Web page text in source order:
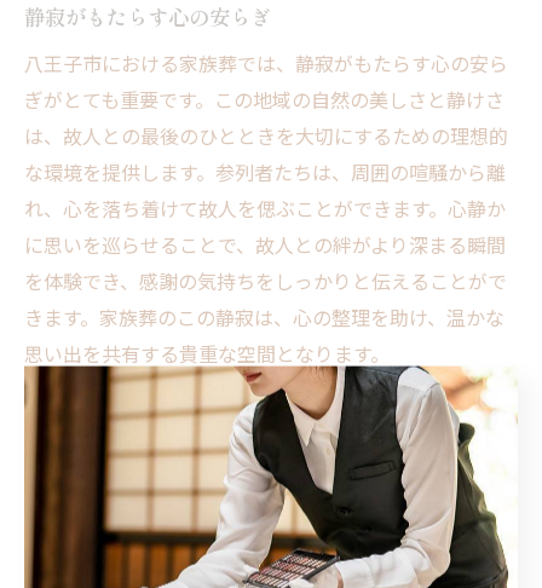
静寂がもたらす心の安らぎ
八王子市における家族葬では、静寂がもたらす心の安ら
ぎがとても重要です。この地域の自然の美しさと静けさ
は、故人との最後のひとときを大切にするための理想的
な環境を提供します。参列者たちは、周囲の喧騒から離
れ、心を落ち着けて故人を偲ぶことができます。心静か
に思いを巡らせることで、故人との絆がより深まる瞬間
を体験でき、感謝の気持ちをしっかりと伝えることがで
きます。家族葬のこの静寂は、心の整理を助け、温かな
思い出を共有する貴重な空間となります。
八王子市の静かな場所での葬儀の利点
八王子市の静かな場所での家族葬は、故人を偲ぶには最
適な選択肢です。自然に囲まれた環境は、心の落ち着き
をもたらし、参加者が心を一つにすることを助けます。
このような環境で行われる葬儀では、少人数での参加が